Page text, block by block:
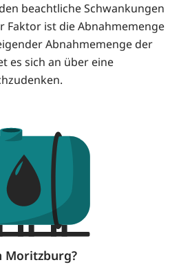
beachtliche Schwankungen
Faktor ist die Abnahmemenge
Abnahmemenge der
es sich an über eine
Moritzburg?